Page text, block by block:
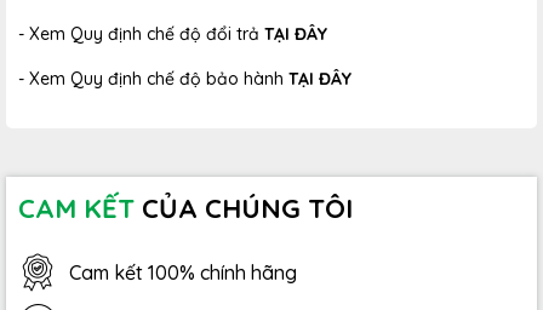
- Xem Quy định chế độ đổi trả TẠI ĐÂY
- Xem Quy định chế độ bảo hành TẠI ĐÂY
CAM KẾT CỦA CHÚNG TÔI
Cam kết 100% chính hãng